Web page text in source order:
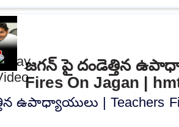
జగన్ పై దండెత్తిన
Fires On Jagan |
ఉపాధ్యాయులు | Teachers